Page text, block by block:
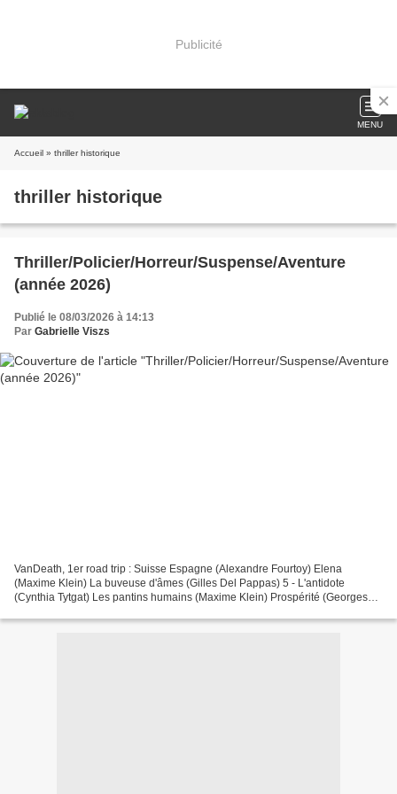
Publicité
MENU
Accueil » thriller historique
thriller historique
Thriller/Policier/Horreur/Suspense/Aventure
(année 2026)
Publié le 08/03/2026 à 14:13
Par Gabrielle Viszs
VanDeath, 1er road trip : Suisse Espagne (Alexandre Fourtoy) Elena
(Maxime Klein) La buveuse d'âmes (Gilles Del Pappas) 5 - L'antidote
(Cynthia Tytgat) Les pantins humains (Maxime Klein) Prospérité (Georges